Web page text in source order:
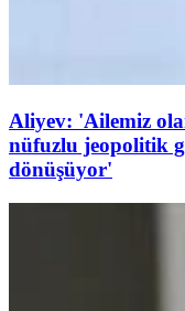
Aliyev: 'Ailemiz
nüfuzlu jeopolitik
dönüşüyor'